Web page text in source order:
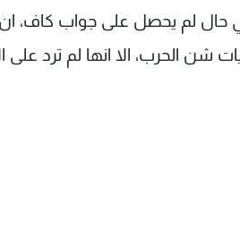
لم يحصل على جواب كاف، ان
الحرب، الا انها لم ترد على